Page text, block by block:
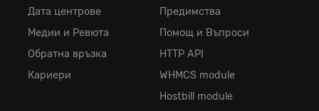
Дата центрове
Медии и Ревюта
Обратна връзка
Кариери
Предимства
Помощ и Въпроси
HTTP API
WHMCS module
Hostbill module